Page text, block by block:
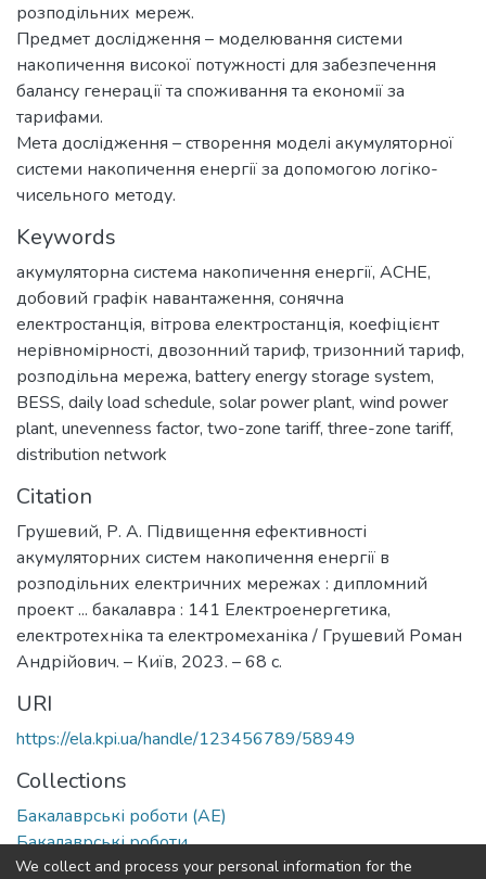
розподільних мереж.
Предмет дослідження – моделювання системи
накопичення високої потужності для забезпечення
балансу генерації та споживання та економії за
тарифами.
Мета дослідження – створення моделі акумуляторної
системи накопичення енергії за допомогою логіко-
чисельного методу.
Keywords
акумуляторна система накопичення енергії, АСНЕ,
добовий графік навантаження, сонячна
електростанція, вітрова електростанція, коефіцієнт
нерівномірності, двозонний тариф, тризонний тариф,
розподільна мережа, battery energy storage system,
BESS, daily load schedule, solar power plant, wind power
plant, unevenness factor, two-zone tariff, three-zone tariff,
distribution network
Citation
Грушевий, Р. А. Підвищення ефективності
акумуляторних систем накопичення енергії в
розподільних електричних мережах : дипломний
проект ... бакалавра : 141 Електроенергетика,
електротехніка та електромеханіка / Грушевий Роман
Андрійович. – Київ, 2023. – 68 с.
URI
https://ela.kpi.ua/handle/123456789/58949
Collections
Бакалаврські роботи (АЕ)
Бакалаврські роботи
We collect and process your personal information for the